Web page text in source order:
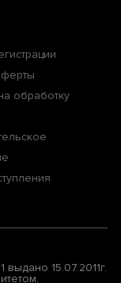
обработку
15.07.2011г.